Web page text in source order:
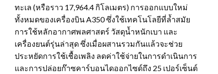
ทะเล (หรือราว 17,964.4 กิโลเมตร) การออกแบบใหม่
ทั้งหมดของเครื่องบิน A350 ซึ่งใช้เทคโนโลยีที่ล้ำสมัย
การใช้หลักอากาศพลศาสตร์ วัสดุน้ำหนักเบา และ
เครื่องยนต์รุ่นล่าสุด ซึ่งเมื่อผสานรวมกันแล้วจะช่วย
ประหยัดการใช้เชื้อเพลิง ลดค่าใช้จ่ายในการดำเนินการ
และการปล่อยก๊าซคาร์บอนไดออกไซด์ถึง 25 เปอร์เซ็นต์